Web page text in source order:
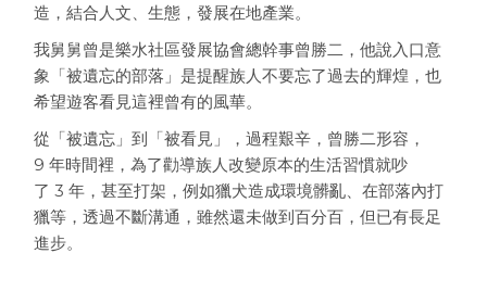
造，結合人文、生態，發展在地產業。
我舅舅曾是樂水社區發展協會總幹事曾勝二，他說入口意
象「被遺忘的部落」是提醒族人不要忘了過去的輝煌，也
希望遊客看見這裡曾有的風華。
從「被遺忘」到「被看見」，過程艱辛，曾勝二形容，
9年時間裡，為了勸導族人改變原本的生活習慣就吵
了3年，甚至打架，例如獵犬造成環境髒亂、在部落內打
獵等，透過不斷溝通，雖然還未做到百分百，但已有長足
進步。